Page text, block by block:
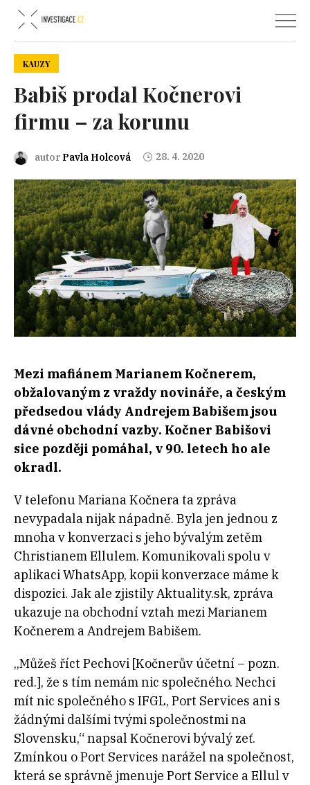
KAUZY
Babiš prodal Kočnerovi
firmu – za korunu
autor Pavla Holcová 28. 4. 2020
Mezi mafiánem Marianem Kočnerem,
obžalovaným z vraždy novináře, a českým
předsedou vlády Andrejem Babišem jsou
dávné obchodní vazby. Kočner Babišovi
sice později pomáhal, v 90. letech ho ale
okradl.
V telefonu Mariana Kočnera ta zpráva
nevypadala nijak nápadně. Byla jen jednou z
mnoha v konverzaci s jeho bývalým zetěm
Christianem Ellulem. Komunikovali spolu v
aplikaci WhatsApp, kopii konverzace máme k
dispozici. Jak ale zjistily Aktuality.sk, zpráva
ukazuje na obchodní vztah mezi Marianem
Kočnerem a Andrejem Babišem.
„Můžeš říct Pechovi [Kočnerův účetní – pozn.
red.], že s tím nemám nic společného. Nechci
mít nic společného s IFGL, Port Services ani s
žádnými dalšími tvými společnostmi na
Slovensku,“ napsal Kočnerovi bývalý zeť.
Zmínkou o Port Services narážel na společnost,
která se správně jmenuje Port Service a Ellul v